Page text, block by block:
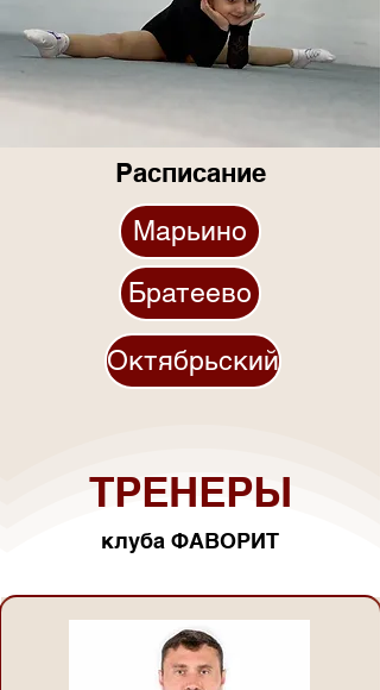
Расписание
Марьино
Братеево
Октябрьский
ТРЕНЕРЫ
клуба ФАВОРИТ